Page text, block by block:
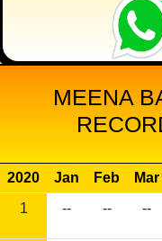
MEENA
2020 Jan Feb Mar
1
-- -- --